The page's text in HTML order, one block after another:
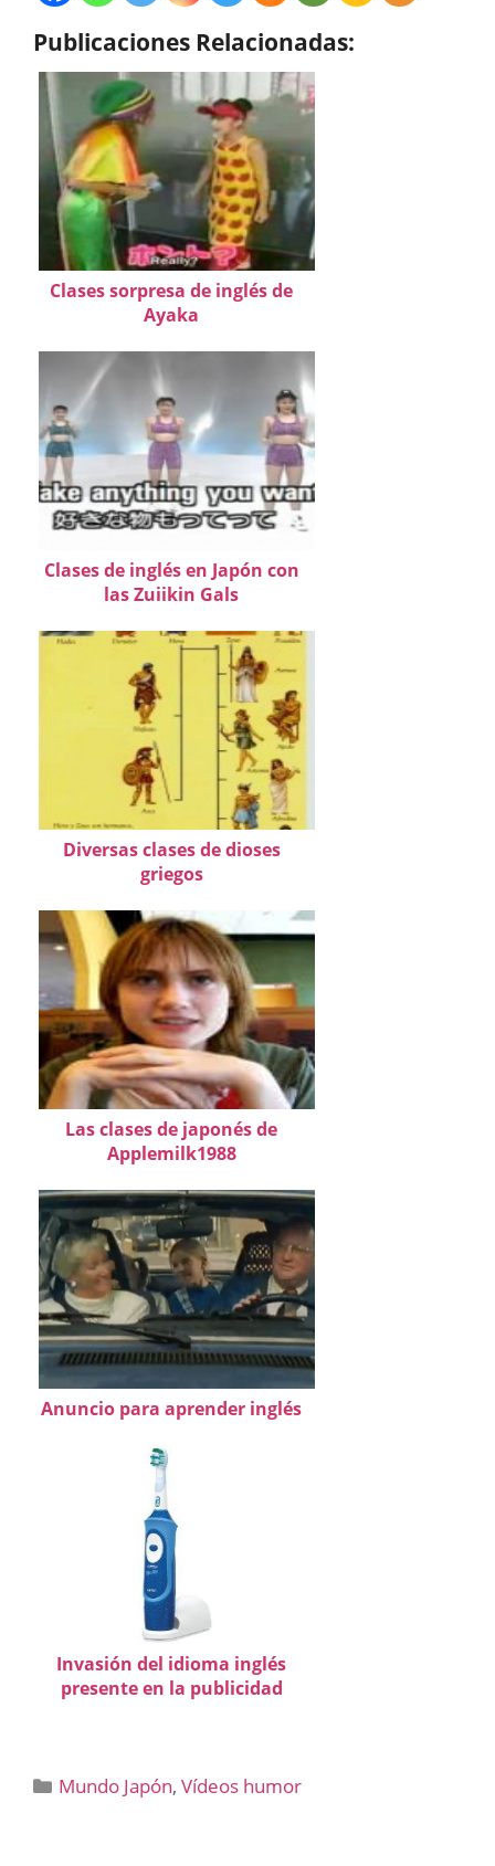
Publicaciones Relacionadas:
Clases sorpresa de inglés de
Ayaka
Clases de inglés en Japón con
las Zuiikin Gals
Diversas clases de dioses
griegos
Las clases de japonés de
Applemilk1988
Anuncio para aprender inglés
Invasión del idioma inglés
presente en la publicidad
Categorías
Mundo Japón,Vídeos humor